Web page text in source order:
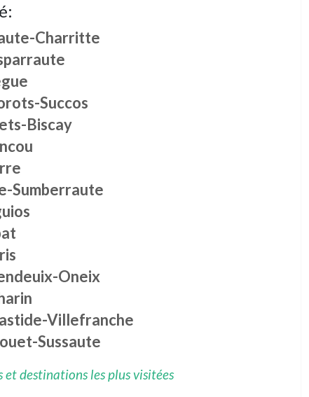
Charritte
Succos
Biscay
Sumberraute
Oneix
Villefranche
Sussaute
et destinations les plus visitées